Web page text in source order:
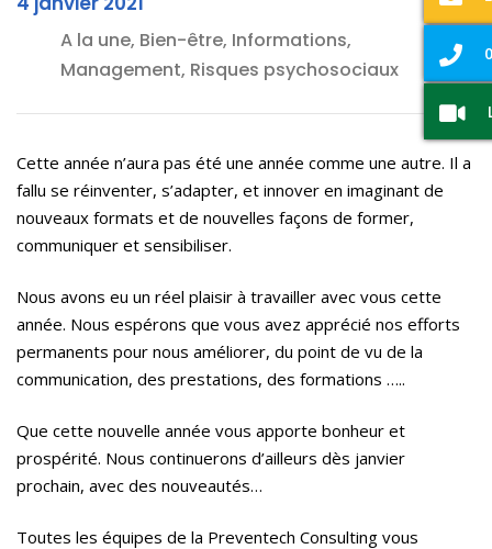
A la une, Bien-être, Informations,
Management, Risques psychosociaux
Cette année n’aura pas été une année comme une autre. Il a
fallu se réinventer, s’adapter, et innover en imaginant de
nouveaux formats et de nouvelles façons de former,
communiquer et sensibiliser.
Nous avons eu un réel plaisir à travailler avec vous cette
année. Nous espérons que vous avez apprécié nos efforts
permanents pour nous améliorer, du point de vu de la
communication, des prestations, des formations …..
Que cette nouvelle année vous apporte bonheur et
prospérité. Nous continuerons d’ailleurs dès janvier
prochain, avec des nouveautés…
Toutes les équipes de la Preventech Consulting vous